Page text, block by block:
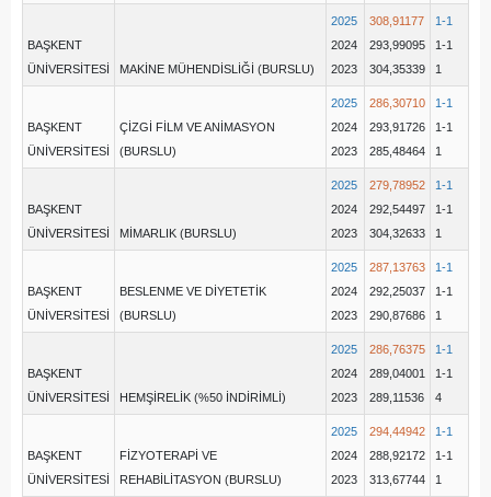
BAŞKENT
ÜNİVERSİTESİ
MAKİNE MÜHENDİSLİĞİ (BURSLU)
2025
2024
2023
308,91177
293,99095
304,35339
1-1
1-1
1
BAŞKENT
ÜNİVERSİTESİ
ÇİZGİ FİLM VE ANİMASYON
(BURSLU)
2025
2024
2023
286,30710
293,91726
285,48464
1-1
1-1
1
BAŞKENT
ÜNİVERSİTESİ
MİMARLIK (BURSLU)
2025
2024
2023
279,78952
292,54497
304,32633
1-1
1-1
1
BAŞKENT
ÜNİVERSİTESİ
BESLENME VE DİYETETİK
(BURSLU)
2025
2024
2023
287,13763
292,25037
290,87686
1-1
1-1
1
BAŞKENT
ÜNİVERSİTESİ
HEMŞİRELİK (%50 İNDİRİMLİ)
2025
2024
2023
286,76375
289,04001
289,11536
1-1
1-1
4
BAŞKENT
ÜNİVERSİTESİ
FİZYOTERAPİ VE
REHABİLİTASYON (BURSLU)
2025
2024
2023
294,44942
288,92172
313,67744
1-1
1-1
1